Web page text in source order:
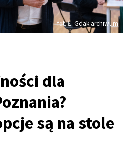
fot. Ł. Gdak archiwum
dla
są na stole